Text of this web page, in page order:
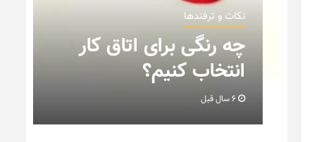
نکاتی که باید به هنگام
چیدمان خانه عروس بدانیم
+ تصویر